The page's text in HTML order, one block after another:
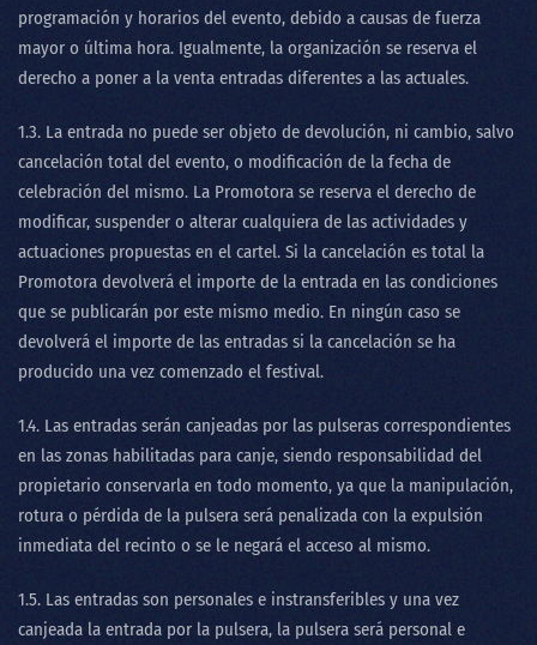
programación y horarios del evento, debido a causas de fuerza
mayor o última hora. Igualmente, la organización se reserva el
derecho a poner a la venta entradas diferentes a las actuales.
1.3. La entrada no puede ser objeto de devolución, ni cambio, salvo
cancelación total del evento, o modificación de la fecha de
celebración del mismo. La Promotora se reserva el derecho de
modificar, suspender o alterar cualquiera de las actividades y
actuaciones propuestas en el cartel. Si la cancelación es total la
Promotora devolverá el importe de la entrada en las condiciones
que se publicarán por este mismo medio. En ningún caso se
devolverá el importe de las entradas si la cancelación se ha
producido una vez comenzado el festival.
1.4. Las entradas serán canjeadas por las pulseras correspondientes
en las zonas habilitadas para canje, siendo responsabilidad del
propietario conservarla en todo momento, ya que la manipulación,
rotura o pérdida de la pulsera será penalizada con la expulsión
inmediata del recinto o se le negará el acceso al mismo.
1.5. Las entradas son personales e instransferibles y una vez
canjeada la entrada por la pulsera, la pulsera será personal e